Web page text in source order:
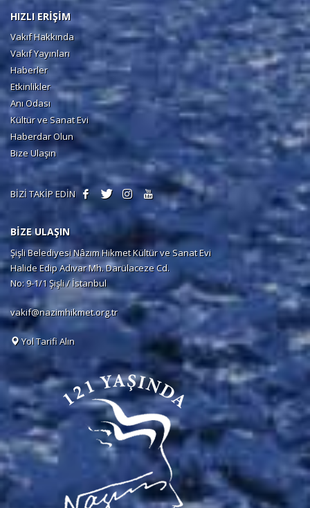
HIZLI ERİŞİM
Vakıf Hakkında
Vakıf Yayınları
Haberler
Etkinlikler
Anı Odası
Kültür ve Sanat Evi
Haberdar Olun
Bize Ulaşın
BİZİ TAKİP EDİN
BİZE ULAŞIN
Şişli Belediyesi Nâzım Hikmet Kültür ve Sanat Evi
Halide Edip Adıvar Mh. Darülaceze Cd.
No: 9-1/1 Şişli / İstanbul
vakif@nazimhikmet.org.tr
Yol Tarifi Alın